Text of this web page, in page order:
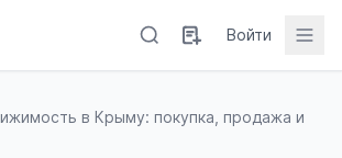
Войти
в Крыму: покупка, продажа и